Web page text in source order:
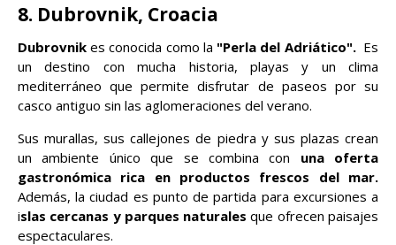
8. Dubrovnik, Croacia
Dubrovnik es conocida como la "Perla del Adriático".Es
un destino con mucha historia, playas y un clima
mediterráneo que permite disfrutar de paseos por su
casco antiguo sin las aglomeraciones del verano.
Sus murallas, sus callejones de piedra y sus plazas crean
un ambiente único que se combina con una oferta
gastronómica rica en productos frescos del mar.
Además, la ciudad es punto de partida para excursiones a
islas cercanas y parques naturales que ofrecen paisajes
espectaculares.